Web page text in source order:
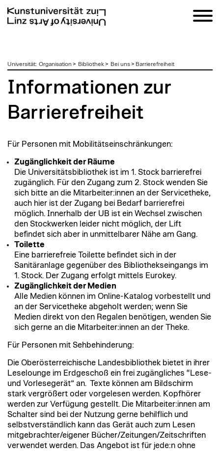
zumUniversität: Organisation > Bibliothek> Bei uns> Barrierefreiheit
Informationen zur
Barrierefreiheit
Für Personen mit Mobilitätseinschränkungen:
Zugänglichkeit der Räume
Die Universitätsbibliothek ist im 1. Stock barrierefrei
zugänglich. Für den Zugang zum 2. Stock wenden Sie
sich bitte an die Mitarbeiter:innen an der Servicetheke,
auch hier ist der Zugang bei Bedarf barrierefrei
möglich. Innerhalb der UB ist ein Wechsel zwischen
den Stockwerken leider nicht möglich, der Lift
befindet sich aber in unmittelbarer Nähe am Gang.
Toilette
Eine barrierefreie Toilette befindet sich in der
Sanitäranlage gegenüber des Bibliothekseingangs im
1. Stock. Der Zugang erfolgt mittels Eurokey.
Zugänglichkeit der Medien
Alle Medien können im Online-Katalog vorbestellt und
an der Servicetheke abgeholt werden; wenn Sie
Medien direkt von den Regalen benötigen, wenden Sie
sich gerne an die Mitarbeiter:innen an der Theke.
Für Personen mit Sehbehinderung:
Die Oberösterreichische Landesbibliothek bietet in ihrer
Leselounge im Erdgeschoß ein frei zugängliches “Lese-
und Vorlesegerät” an. Texte können am Bildschirm
stark vergrößert oder vorgelesen werden. Kopfhörer
werden zur Verfügung gestellt. Die Mitarbeiter:innen am
Schalter sind bei der Nutzung gerne behilflich und
selbstverständlich kann das Gerät auch zum Lesen
mitgebrachter/eigener Bücher/Zeitungen/Zeitschriften
verwendet werden. Das Angebot ist für jede:n ohne